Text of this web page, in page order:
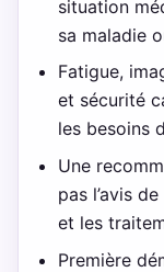
situation
sa maladie
Fatigue,
et sécurité
les besoins
Une
pas l’avis
et les
Première